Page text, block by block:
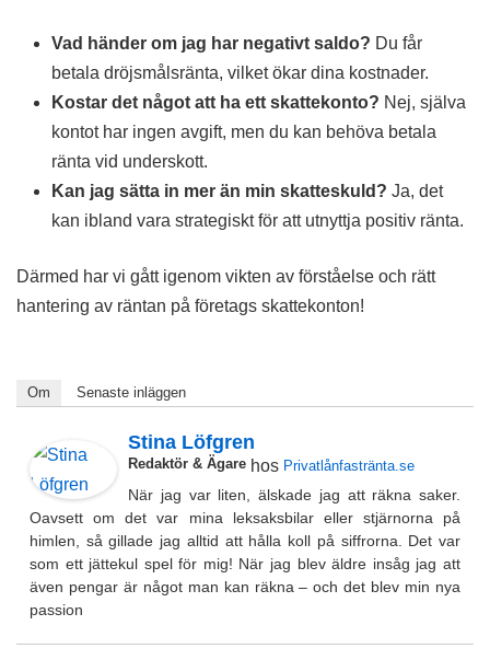
Vad händer om jag har negativt saldo? Du får
betala dröjsmålsränta, vilket ökar dina kostnader.
Kostar det något att ha ett skattekonto? Nej, själva
kontot har ingen avgift, men du kan behöva betala
ränta vid underskott.
Kan jag sätta in mer än min skatteskuld? Ja, det
kan ibland vara strategiskt för att utnyttja positiv ränta.
Därmed har vi gått igenom vikten av förståelse och rätt
hantering av räntan på företags skattekonton!
Om Senaste inläggen
Stina Löfgren
Redaktör & Ägare hos Privatlånfastränta.se
När jag var liten, älskade jag att räkna saker.
Oavsett om det var mina leksaksbilar eller stjärnorna på
himlen, så gillade jag alltid att hålla koll på siffrorna. Det var
som ett jättekul spel för mig! När jag blev äldre insåg jag att
även pengar är något man kan räkna – och det blev min nya
passion